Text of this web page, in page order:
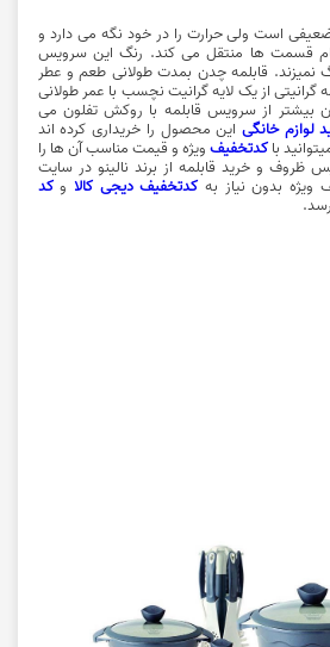
ضعیفی است ولی حرارت را در خود نگه می دارد و
قسمت ها منتقل می کند. رنگ این سرویس
نمیزند. قابلمه چدن بمدت طولانی طعم و عطر
گرانیتی از یک لایه گرانیت نچسب با عمر طولانی
بیشتر از سرویس قابلمه با روکش تفلون می
لوازم خانگی این محصول را خریداری کرده اند
کدتخفیف ویژه و قیمت مناسب آن ها را
ظروف و خرید قابلمه از برند نالینو در سایت
ویژه بدون نیاز به کدتخفیف دیجی کالا وکد